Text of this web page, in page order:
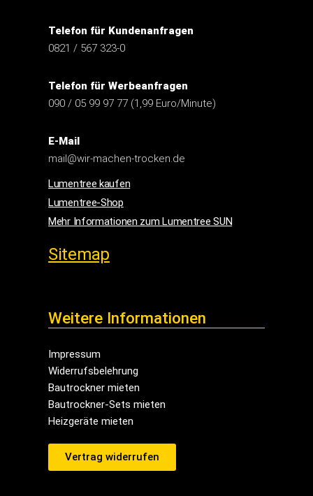
Telefon für Kundenanfragen
0821 / 567 323-0
Telefon für Werbeanfragen
090 / 05 99 97 77 (1,99 Euro/Minute)
E-Mail
mail@wir-machen-trocken.de
Lumentree kaufen
Lumentree-Shop
Mehr Informationen zum Lumentree SUN
Sitemap
Weitere Informationen
Impressum
Widerrufsbelehrung
Bautrockner mieten
Bautrockner-Sets mieten
Heizgeräte mieten
Vertrag widerrufen